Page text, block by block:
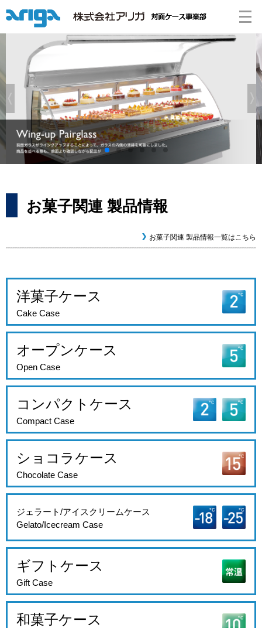
お菓子関連 製品情報
お菓子関連 製品情報一覧はこちら
洋菓子ケース
Cake Case
オープンケース
Open Case
コンパクトケース
Compact Case
ショコラケース
Chocolate Case
ジェラート/アイスクリームケース
Gelato/Icecream Case
ギフトケース
Gift Case
和菓子ケース